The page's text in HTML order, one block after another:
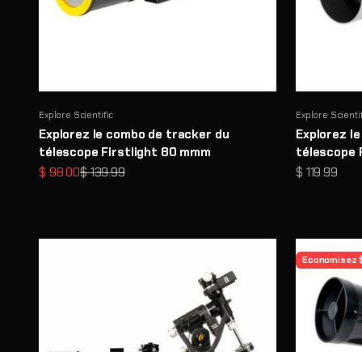
Explore Scientific
Explorez le combo de tracker du
télescope Firstlight 80 mmm
Prix de vente
$ 98.00Prix normal
$ 139.99
Explore
Explorez
télescope
Prix de vente
$ 119.99
Economisez